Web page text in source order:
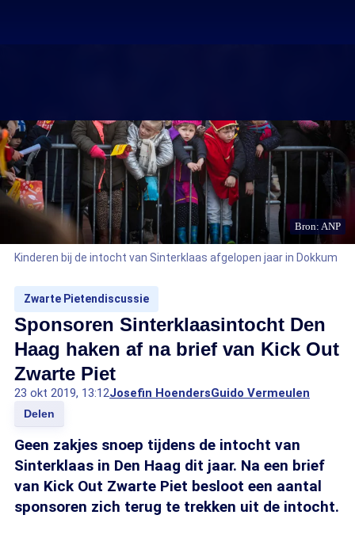
Bron: ANP
Kinderen bij de intocht van Sinterklaas afgelopen jaar in Dokkum
Zwarte Pietendiscussie
Sponsoren Sinterklaasintocht Den
Haag haken af na brief van Kick Out
Zwarte Piet
23 okt 2019, 13:12Josefin HoendersGuido Vermeulen
Delen
Geen zakjes snoep tijdens de intocht van
Sinterklaas in Den Haag dit jaar. Na een brief
van Kick Out Zwarte Piet besloot een aantal
sponsoren zich terug te trekken uit de intocht.